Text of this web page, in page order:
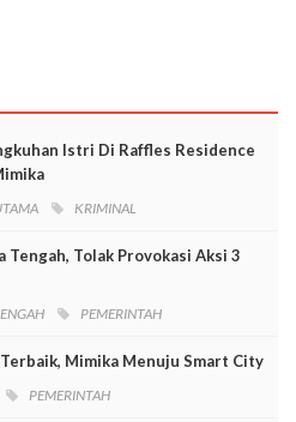
Istri Di Raffles Residence
KRIMINAL
Tengah, Tolak Provokasi Aksi 3
PEMERINTAH
Mimika Menuju Smart City
PEMERINTAH